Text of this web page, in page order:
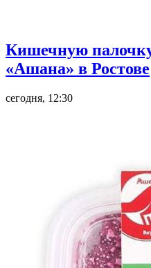
Кишечную
«Ашана» в Ростове
сегодня, 12:30